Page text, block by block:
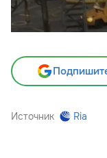
Источник Ria